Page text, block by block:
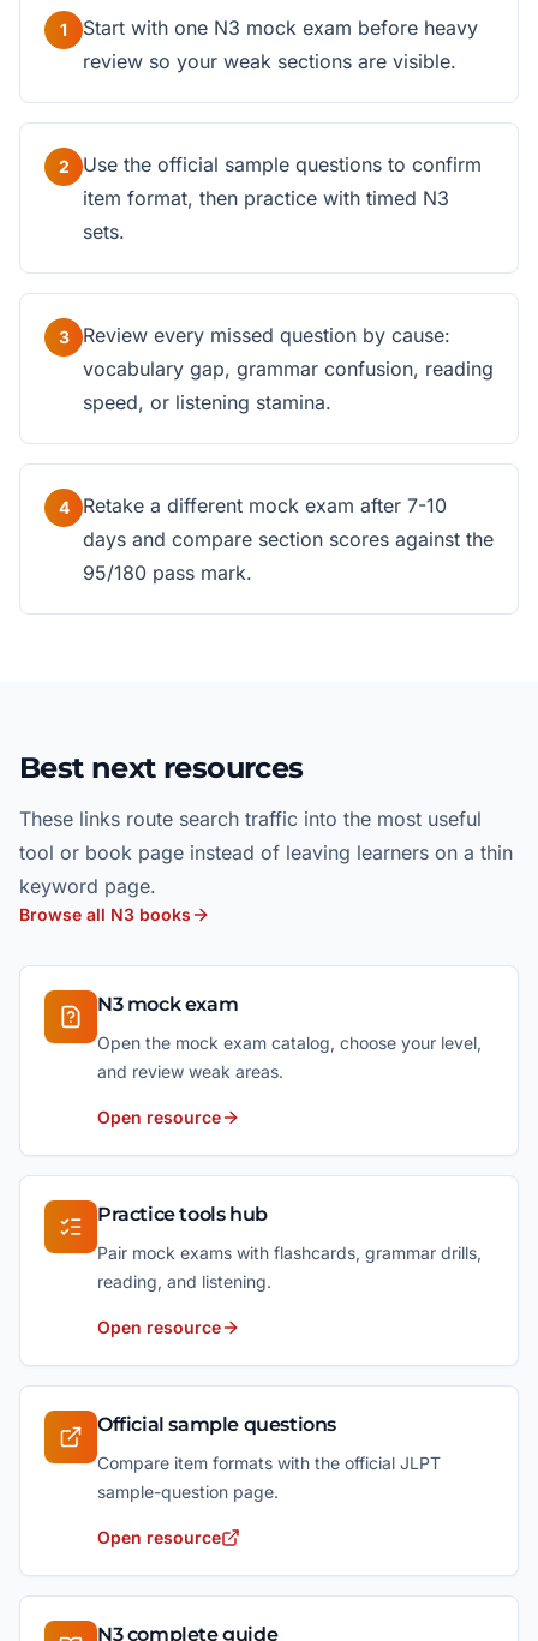
1
Start with one N3 mock exam before heavy
review so your weak sections are visible.
2
Use the official sample questions to confirm
item format, then practice with timed N3
sets.
3
Review every missed question by cause:
vocabulary gap, grammar confusion, reading
speed, or listening stamina.
4
Retake a different mock exam after 7-10
days and compare section scores against the
95/180 pass mark.
Best next resources
These links route search traffic into the most useful
tool or book page instead of leaving learners on a thin
keyword page.
Browse all N3 books
N3 mock exam
Open the mock exam catalog, choose your level,
and review weak areas.
Open resource
Practice tools hub
Pair mock exams with flashcards, grammar drills,
reading, and listening.
Open resource
Official sample questions
Compare item formats with the official JLPT
sample-question page.
Open resource
N3 complete guide